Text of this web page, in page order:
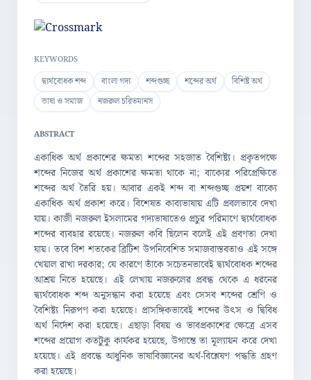
KEYWORDS
দ্ব্যর্থবোধক শব্দ বাংলা গদ্য শব্দগুচ্ছ শব্দের অর্থ
বিশিষ্ট অর্থ
ভাষা ও সমাজ
নজরুল চরিতমানস
ABSTRACT
একাধিক অর্থ প্রকাশের ক্ষমতা শব্দের সহজাত বৈশিষ্ট্য। প্রকৃতপক্ষে
শব্দের নিজের অর্থ প্রকাশের ক্ষমতা থাকে না; বাক্যের পরিপ্রেক্ষিতে
শব্দের অর্থ তৈরি হয়। আবার একই শব্দ বা শব্দগুচ্ছ প্রয়শ বাক্যে
একাধিক অর্থ প্রকাশ করে। বিশেষত কাব্যভাষায় এটি প্রবলভাবে দেখা
যায়। কাজী নজরুল ইসলামের গদ্যভাষাতেও প্রচুর পরিমাণে দ্ব্যর্থবোধক
শব্দের ব্যবহার রয়েছে। নজরুল কবি ছিলেন বলেই এই প্রবণতা দেখা
যায়। তবে বিশ শতকের ব্রিটিশ উপনিবেশিত সমাজবাস্তবতাও এই সঙ্গে
খেয়াল রাখা দরকার; যে কারণে তাঁকে সচেতনভাবেই দ্ব্যর্থবোধক শব্দের
আশ্রয় নিতে হয়েছে। এই লেখায় নজরুলের প্রবন্ধ থেকে এ ধরনের
দ্ব্যর্থবোধক শব্দ অনুসন্ধান করা হয়েছে এবং সেসব শব্দের শ্রেণি ও
বৈশিষ্ট্য নিরূপণ করা হয়েছে। প্রাসঙ্গিকভাবেই শব্দের উৎস ও দ্বিবিধ
অর্থ নির্দেশ করা হয়েছে। এছাড়া বিষয় ও ভাবপ্রকাশের ক্ষেত্রে এসব
শব্দের প্রয়োগ কতটুকু কার্যকর হয়েছে, উপান্তে তা মূল্যায়ন করে দেখা
হয়েছে। এই প্রবন্ধে আধুনিক ভাষাবিজ্ঞানের অর্থ-বিশ্লেষণ পদ্ধতি গ্রহণ
করা হয়েছে।